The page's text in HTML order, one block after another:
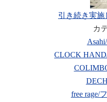
引き続き実施
カ
CLOCK
free rage/